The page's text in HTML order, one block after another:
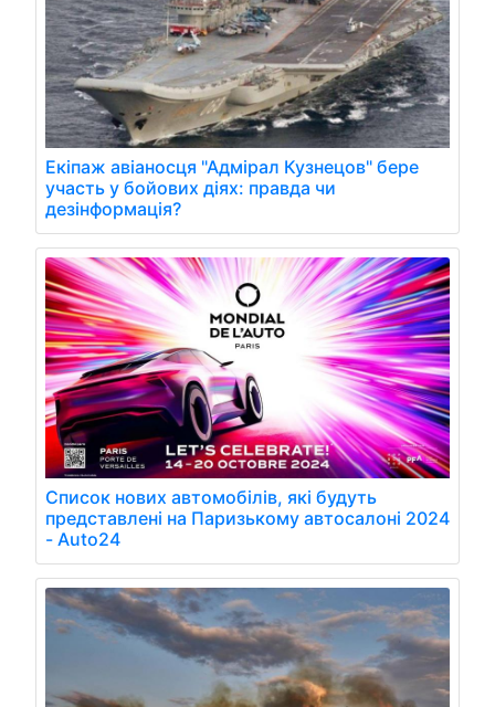
Екіпаж авіаносця "Адмірал Кузнецов" бере
участь у бойових діях: правда чи
дезінформація?
Список нових автомобілів, які будуть
представлені на Паризькому автосалоні 2024
- Auto24